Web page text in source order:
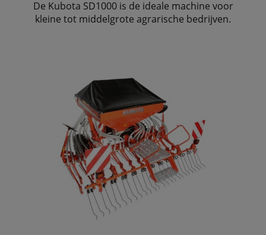
De Kubota SD1000 is de ideale machine voor
kleine tot middelgrote agrarische bedrijven.